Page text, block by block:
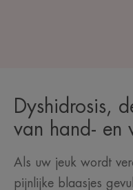
Dyshidrosis,
van hand- en
Als uw jeuk wordt
pijnlijke blaasjes